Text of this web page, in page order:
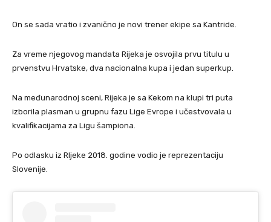
On se sada vratio i zvanično je novi trener ekipe sa Kantride.
Za vreme njegovog mandata Rijeka je osvojila prvu titulu u
prvenstvu Hrvatske, dva nacionalna kupa i jedan superkup.
Na međunarodnoj sceni, Rijeka je sa Kekom na klupi tri puta
izborila plasman u grupnu fazu Lige Evrope i učestvovala u
kvalifikacijama za Ligu šampiona.
Po odlasku iz RIjeke 2018. godine vodio je reprezentaciju
Slovenije.